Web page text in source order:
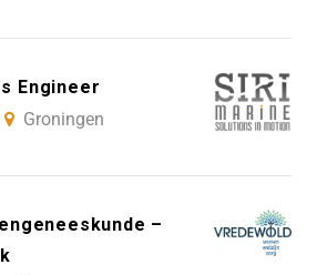
Engineer
Groningen
–